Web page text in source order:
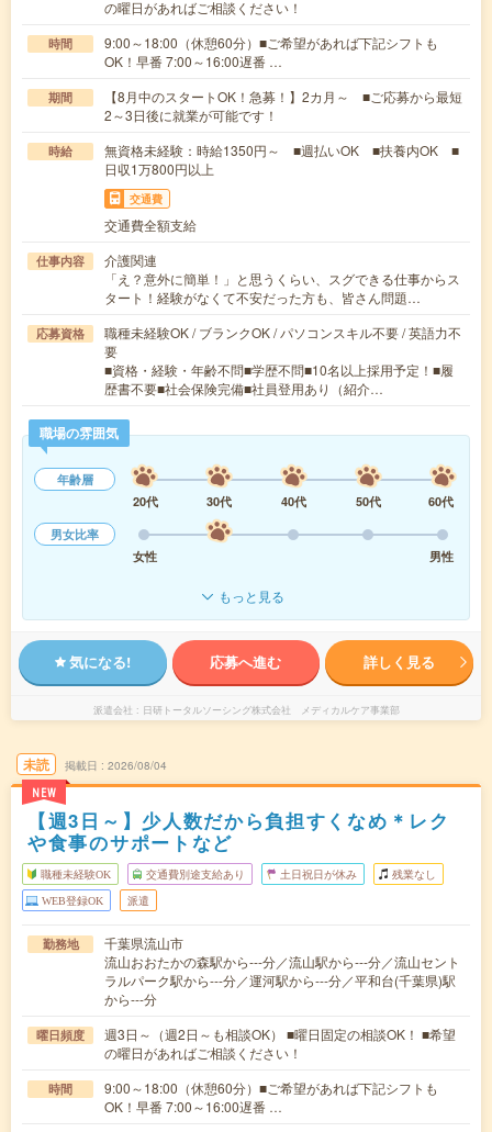
の曜日があればご相談ください！
時間
9:00～18:00（休憩60分）■ご希望があれば下記シフトも
OK！早番 7:00～16:00遅番 …
期間
【8月中のスタートOK！急募！】2カ月～ ■ご応募から最短
2～3日後に就業が可能です！
時給
無資格未経験：時給1350円～ ■週払いOK ■扶養内OK ■
日収1万800円以上
交通費
交通費全額支給
仕事内容
介護関連
「え？意外に簡単！」と思うくらい、スグできる仕事からス
タート！経験がなくて不安だった方も、皆さん問題…
応募資格
職種未経験OK / ブランクOK / パソコンスキル不要 / 英語力不
要
■資格・経験・年齢不問■学歴不問■10名以上採用予定！■履
歴書不要■社会保険完備■社員登用あり（紹介…
職場の雰囲気
年齢層
20代
30代 40代 50代
60代
男女比率
女性
男性
もっと見る
気になる! 応募へ進む 詳しく見る
派遣会社 日研トータルソーシング株式会社 メディカルケア事業部
未読
NEW
掲載日 2026/08/04
【週3日～】少人数だから負担すくなめ＊レク
や食事のサポートなど
職種未経験OK 交通費別途支給あり 土日祝日が休み 残業なし
WEB登録OK 派遣
勤務地
千葉県流山市
流山おおたかの森駅から---分／流山駅から---分／流山セント
ラルパーク駅から---分／運河駅から---分／平和台(千葉県)駅
から---分
曜日頻度
週3日～（週2日～も相談OK） ■曜日固定の相談OK！ ■希望
の曜日があればご相談ください！
時間
9:00～18:00（休憩60分）■ご希望があれば下記シフトも
OK！早番 7:00～16:00遅番 …